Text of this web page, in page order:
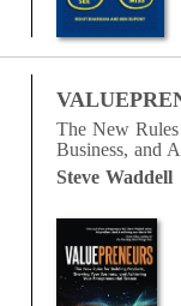
The New
Business, and
Steve Waddell